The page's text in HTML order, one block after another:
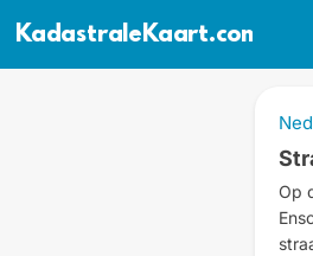
KadastraleKaart.com
Op